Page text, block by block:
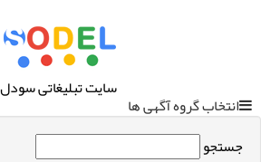
سایت تبلیغاتی سودل
انتخاب گروه آگهی ها
جستجو